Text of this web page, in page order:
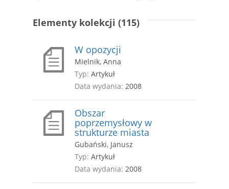
Elementy kolekcji (115)
W opozycji
Mielnik, Anna
Typ: Artykuł
Data wydania: 2008
Obszar
poprzemysłowy w
strukturze miasta
Gubański, Janusz
Typ: Artykuł
Data wydania: 2008